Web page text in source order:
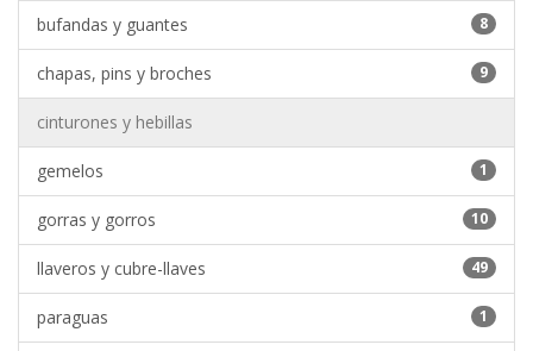
8
bufandas y guantes
9
chapas, pins y broches
cinturones y hebillas
1
gemelos
10
gorras y gorros
49
llaveros y cubre-llaves
1
paraguas